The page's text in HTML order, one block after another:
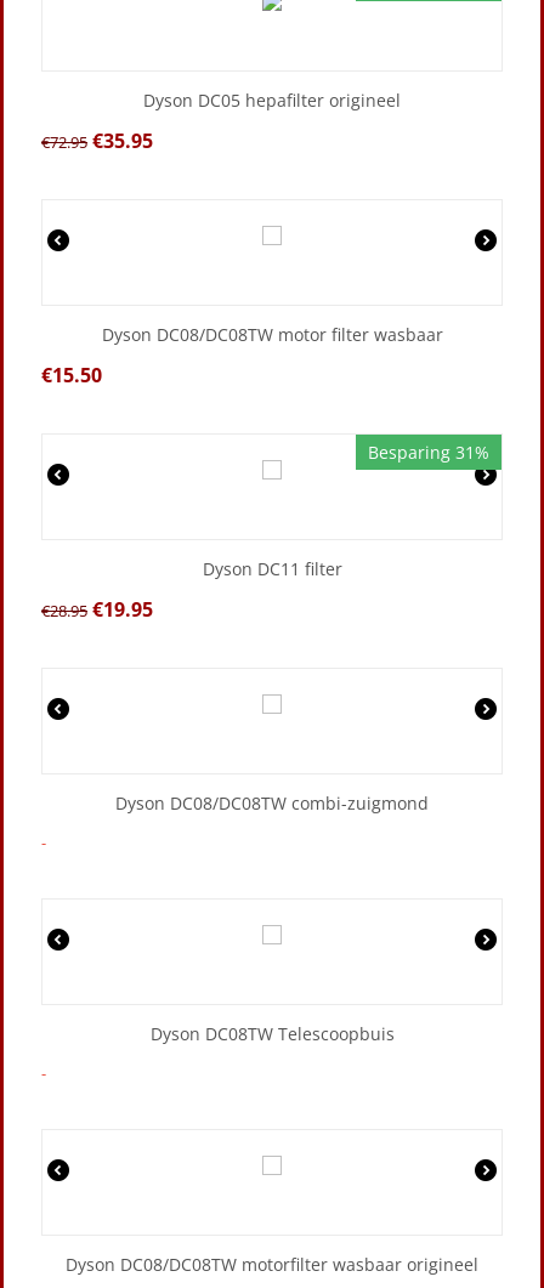
Dyson DC05 hepafilter origineel
€72.95 €35.95
Dyson DC08/DC08TW motor filter wasbaar
€15.50
Besparing 31%
Dyson DC11 filter
€28.95 €19.95
Dyson DC08/DC08TW combi-zuigmond
-
Dyson DC08TW Telescoopbuis
-
Dyson DC08/DC08TW motorfilter wasbaar origineel